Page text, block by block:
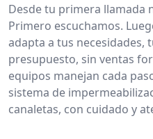
Desde tu primera llamada
Primero escuchamos.
adapta a tus necesidades,
presupuesto, sin ventas
equipos manejan cada
sistema de
canaletas, con cuidado y